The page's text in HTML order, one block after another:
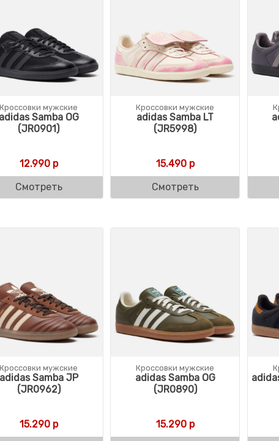
Кроссовки мужские
adidas Samba OG
(JR0901)
12.990р
Смотреть
Кроссовки мужские
adidas Samba LT
(JR5998)
15.490р
Смотреть
Кроссовки мужские
adidas Samba JP
(JR0962)
15.290р
Кроссовки мужские
adidas Samba OG
(JR0890)
15.290р